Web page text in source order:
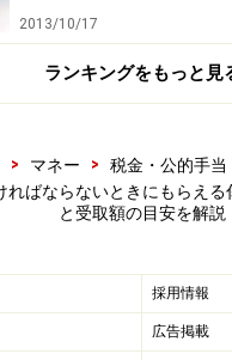
安心です。
| 全国健康保険協会
、病気やケガで仕事を休
えてくれる心強い制度
いように、どんな仕組
2013/10/17
ランキングをもっと見
> マネー > 税金・公的手当
ればならないときにもらえ
と受取額の目安を解説
採用情報
広告掲載